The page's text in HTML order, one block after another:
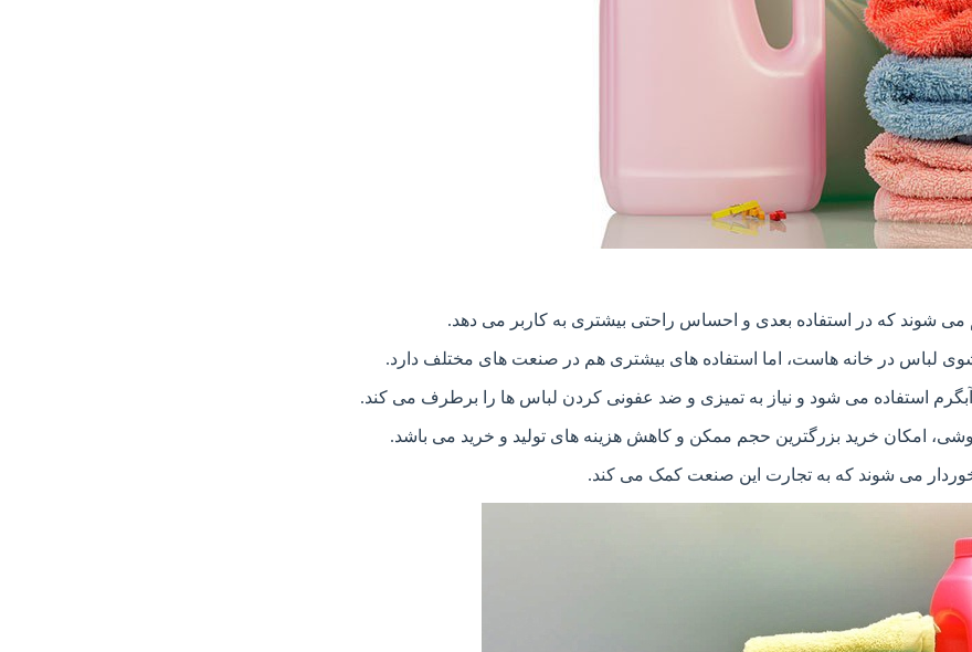
می شوند که در استفاده بعدی و احساس راحتی بیشتری به کاربر می دهد.
لباس در خانه هاست، اما استفاده های بیشتری هم در صنعت های مختلف دارد.
استفاده می شود و نیاز به تمیزی و ضد عفونی کردن لباس ها را برطرف می کند.
امکان خرید بزرگترین حجم ممکن و کاهش هزینه های تولید و خرید می باشد.
می شوند که به تجارت این صنعت کمک می کند.